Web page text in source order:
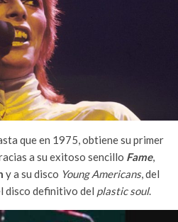
que en 1975, obtiene su primer
a su exitoso sencillo Fame,
y a su disco Young Americans, del
disco definitivo del plastic soul.